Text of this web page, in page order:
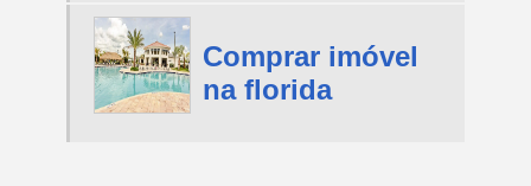
Comprar imóvel
na florida